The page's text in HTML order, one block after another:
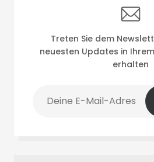
Treten Sie dem
neuesten Updates in
erhalten